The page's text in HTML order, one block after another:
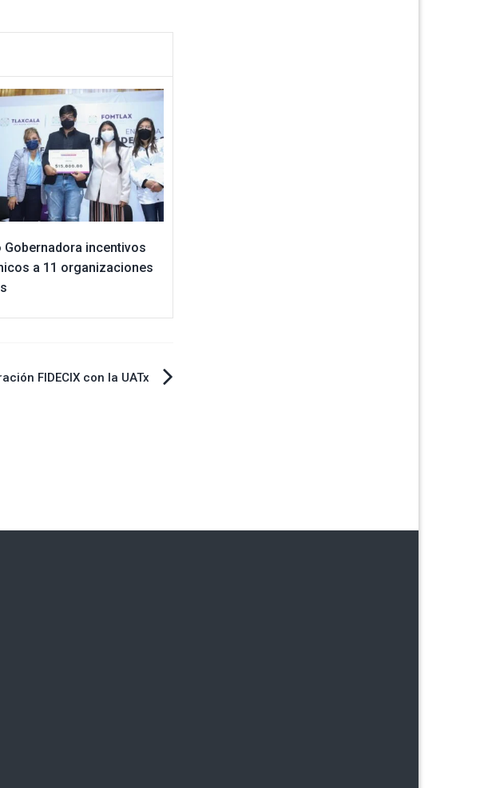
Gobernadora incentivos
a 11 organizaciones
FIDECIX con la UATx